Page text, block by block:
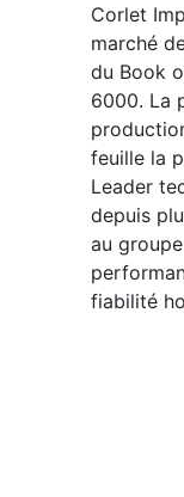
Corlet
marché
du Book
6000. La
feuille la
Leader
depuis
au
fiabilité